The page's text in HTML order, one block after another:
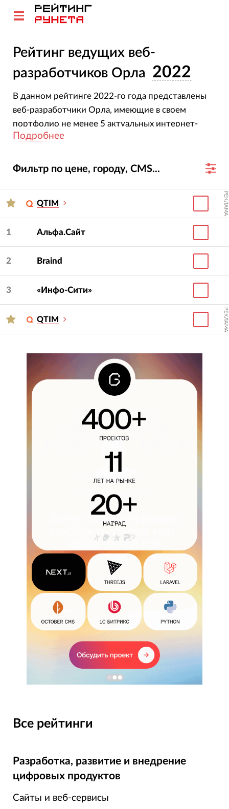
Рейтинг ведущих веб-
разработчиков Орла 2022
В данном рейтинге 2022-го года представлены
веб-разработчики Орла, имеющие в своем
портфолио не менее 5 актуальных интернет-
проектов.
Подробнее
Фильтр по цене, городу, CMS...
QTIM РЕКЛАМА
1 Альфа.Сайт
2 Braind
3 «Инфо-Сити»
QTIM РЕКЛАМА
Все рейтинги
Разработка, развитие и внедрение
цифровых продуктов
Сайты и веб-сервисы